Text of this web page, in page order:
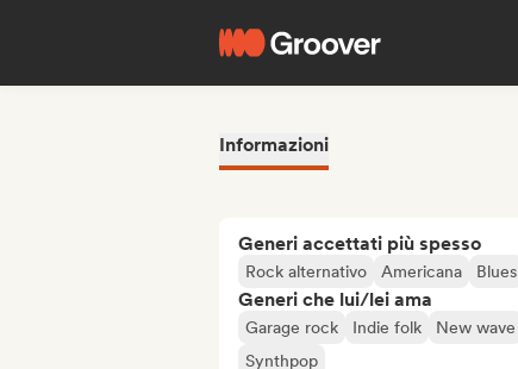
Informazioni
Generi accettati più spesso
Rock alternativo Americana Blues
Generi che lui/lei ama
Garage rock Indie folk New wave
Synthpop